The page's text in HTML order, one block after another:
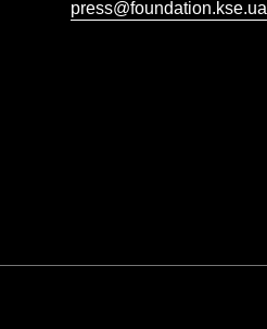
press@foundation.kse.ua